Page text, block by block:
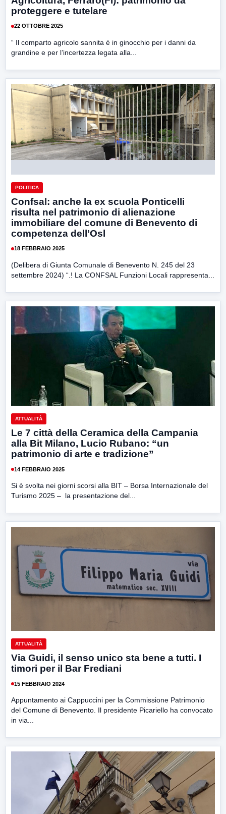
proteggere e tutelare
22 OTTOBRE 2025
“ Il comparto agricolo sannita è in ginocchio per i danni da
grandine e per l’incertezza legata alla...
POLITICA
Confsal: anche la ex scuola Ponticelli
risulta nel patrimonio di alienazione
immobiliare del comune di Benevento di
competenza dell’Osl
18 FEBBRAIO 2025
(Delibera di Giunta Comunale di Benevento N. 245 del 23
settembre 2024) “.! La CONFSAL Funzioni Locali rappresenta...
ATTUALITÀ
Le 7 città della Ceramica della Campania
alla Bit Milano, Lucio Rubano: “un
patrimonio di arte e tradizione”
14 FEBBRAIO 2025
Si è svolta nei giorni scorsi alla BIT – Borsa Internazionale del
Turismo 2025 – la presentazione del...
ATTUALITÀ
Via Guidi, il senso unico sta bene a tutti. I
timori per il Bar Frediani
15 FEBBRAIO 2024
Appuntamento ai Cappuccini per la Commissione Patrimonio
del Comune di Benevento. Il presidente Picariello ha convocato
in via...